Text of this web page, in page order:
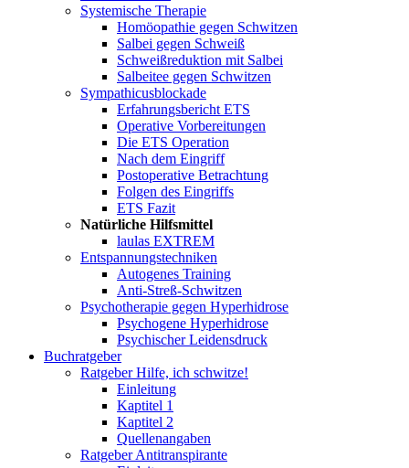
Systemische Therapie
Homöopathie gegen Schwitzen
Salbei gegen Schweiß
Schweißreduktion mit Salbei
Salbeitee gegen Schwitzen
Sympathicusblockade
Erfahrungsbericht ETS
Operative Vorbereitungen
Die ETS Operation
Nach dem Eingriff
Postoperative Betrachtung
Folgen des Eingriffs
ETS Fazit
Natürliche Hilfsmittel
laulas EXTREM
Entspannungstechniken
Autogenes Training
Anti-Streß-Schwitzen
Psychotherapie gegen Hyperhidrose
Psychogene Hyperhidrose
Psychischer Leidensdruck
Buchratgeber
Ratgeber Hilfe, ich schwitze!
Einleitung
Kaptitel 1
Kaptitel 2
Quellenangaben
Ratgeber Antitranspirante